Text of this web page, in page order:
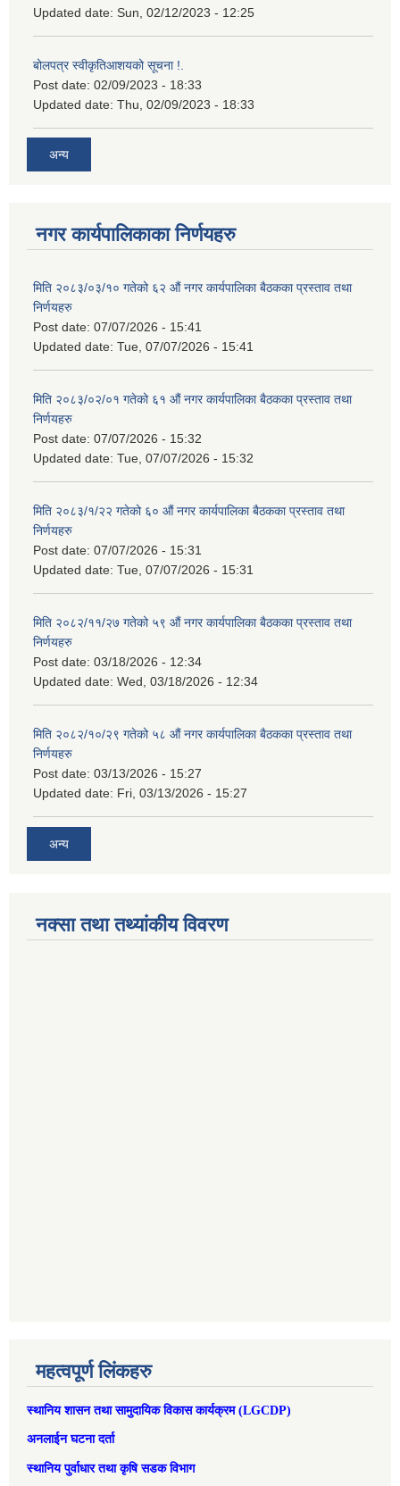
Updated date: Sun, 02/12/2023 - 12:25
बोलपत्र स्वीकृतिआशयको सूचना !.
Post date: 02/09/2023 - 18:33
Updated date: Thu, 02/09/2023 - 18:33
अन्य
नगर कार्यपालिकाका निर्णयहरु
मिति २०८३/०३/१० गतेको ६२ औं नगर कार्यपालिका बैठकका प्रस्ताव तथा
निर्णयहरु
Post date: 07/07/2026 - 15:41
Updated date: Tue, 07/07/2026 - 15:41
मिति २०८३/०२/०१ गतेको ६१ औं नगर कार्यपालिका बैठकका प्रस्ताव तथा
निर्णयहरु
Post date: 07/07/2026 - 15:32
Updated date: Tue, 07/07/2026 - 15:32
मिति २०८३/१/२२ गतेको ६० औं नगर कार्यपालिका बैठकका प्रस्ताव तथा
निर्णयहरु
Post date: 07/07/2026 - 15:31
Updated date: Tue, 07/07/2026 - 15:31
मिति २०८२/११/२७ गतेको ५९ औं नगर कार्यपालिका बैठकका प्रस्ताव तथा
निर्णयहरु
Post date: 03/18/2026 - 12:34
Updated date: Wed, 03/18/2026 - 12:34
मिति २०८२/१०/२९ गतेको ५८ औं नगर कार्यपालिका बैठकका प्रस्ताव तथा
निर्णयहरु
Post date: 03/13/2026 - 15:27
Updated date: Fri, 03/13/2026 - 15:27
अन्य
नक्सा तथा तथ्यांकीय विवरण
महत्वपूर्ण लिंकहरु
स्थानिय शासन तथा सामुदायिक विकास कार्यक्रम (LGCDP)
अनलाईन घटना दर्ता
स्थानिय पुर्वाधार तथा कृषि सडक विभाग